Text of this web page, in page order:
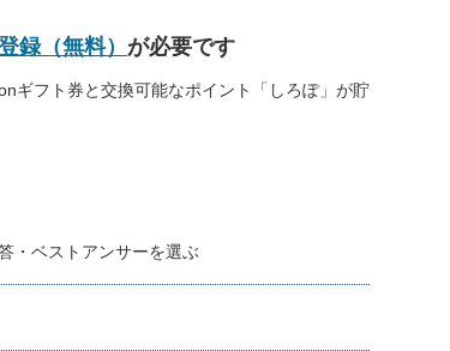
録（無料） が必要です
ギフト券と交換可能なポイント「しろぽ」が貯
・ベストアンサーを選ぶ